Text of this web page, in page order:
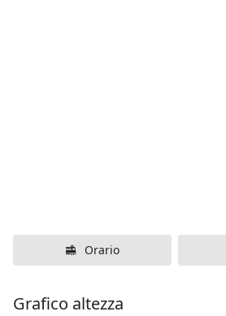
Orario
Grafico altezza